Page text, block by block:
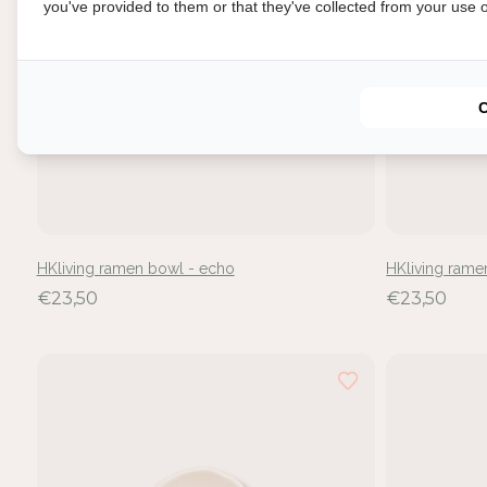
HKliving ramen bowl - echo
€23,50
HKliving
€23,50
you've provided to them or that they've collected from your use